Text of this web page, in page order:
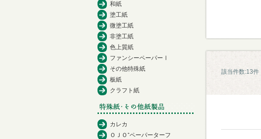
該当件数:13件
和紙
塗工紙
微塗工紙
非塗工紙
色上質紙
ファンシーペーパーⅠ
その他特殊紙
板紙
クラフト紙
カレカ
ＯＪＯ⁺ペーパーターフ